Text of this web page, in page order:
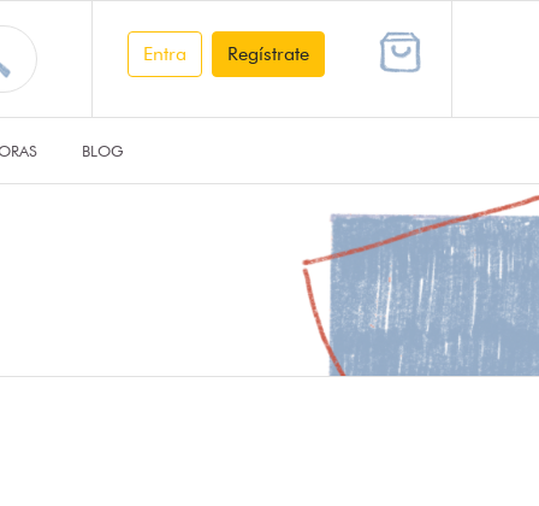
Entra Regístrate
BLOG